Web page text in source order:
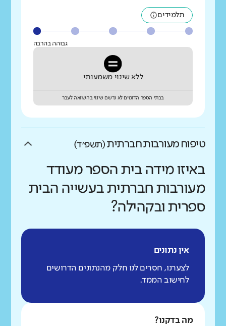
תלמידים
גבוהה בהרבה
ללא שינוי משמעותי
בבתי הספר הדומים לא נרשם שינוי בהשוואה לעבר
טיפוח מעורבות חברתית(תשפ״ד)
באיזו מידה בית הספר מעודד
מעורבות חברתית בעשייה הבית
ספרית ובקהילה?
אין נתונים
לצערנו, חסרים לנו חלק מהנתונים הדרושים
לחישוב הממד.
מה בדקנו?